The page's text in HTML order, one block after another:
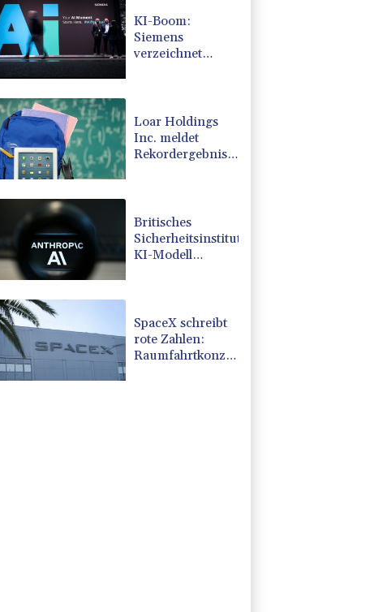
KI-Boom:
Siemens
verzeichnet
Gewinnzuwachs
Loar Holdings
Inc. meldet
Rekordergebnisse
Aufwärtskorrektur
des Ausblicks für
2026
Britisches
Sicherheitsinstitut:
KI-Modell
SpaceX schreibt
rote Zahlen:
Raumfahrtkonzern